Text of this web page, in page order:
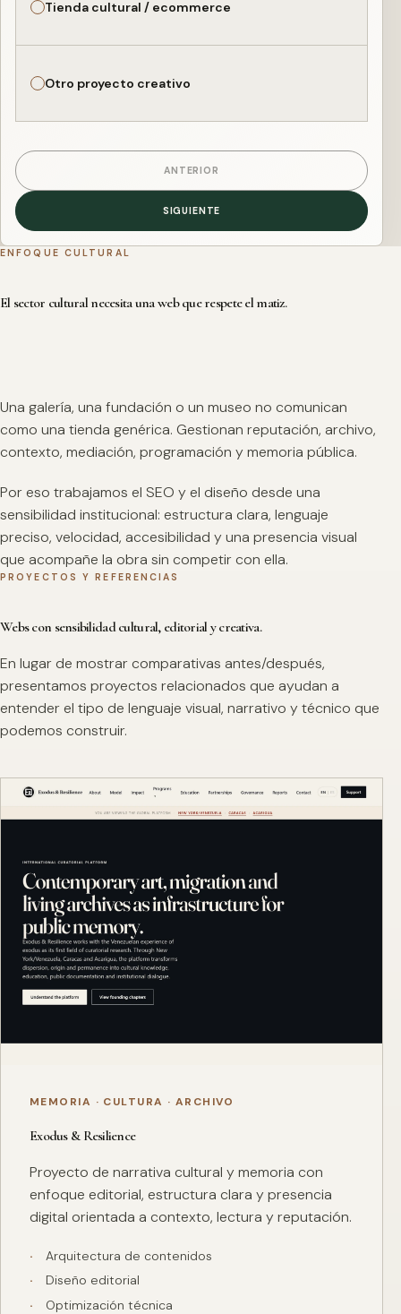
Tienda cultural / ecommerce
Otro proyecto creativo
ANTERIOR
SIGUIENTE
ENFOQUE CULTURAL
El sector cultural necesita una web que respete el matiz.
Una galería, una fundación o un museo no comunican
como una tienda genérica. Gestionan reputación, archivo,
contexto, mediación, programación y memoria pública.
Por eso trabajamos el SEO y el diseño desde una
sensibilidad institucional: estructura clara, lenguaje
preciso, velocidad, accesibilidad y una presencia visual
que acompañe la obra sin competir con ella.
PROYECTOS Y REFERENCIAS
Webs con sensibilidad cultural, editorial y creativa.
En lugar de mostrar comparativas antes/después,
presentamos proyectos relacionados que ayudan a
entender el tipo de lenguaje visual, narrativo y técnico que
podemos construir.
MEMORIA · CULTURA · ARCHIVO
Exodus & Resilience
Proyecto de narrativa cultural y memoria con
enfoque editorial, estructura clara y presencia
digital orientada a contexto, lectura y reputación.
Arquitectura de contenidos
Diseño editorial
Optimización técnica